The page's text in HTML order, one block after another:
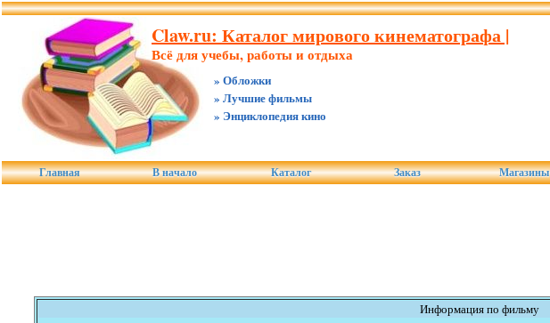
Claw.ru: Каталог мирового кинематографа |
Всё для учебы, работы и отдыха
» Обложки
» Лучшие фильмы
» Энциклопедия кино
Главная В начало Каталог Заказ Магазины
Информация по фильму